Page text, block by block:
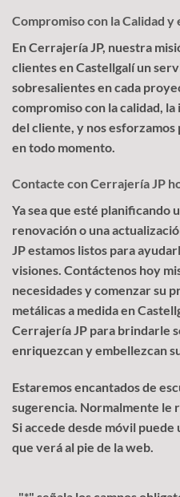
Compromiso con la Calidad
En Cerrajería JP, nuestra
clientes en Castellgalí un
sobresalientes en cada
compromiso con la calidad,
del cliente, y nos
en todo momento.
Contacte con Cerrajería JP
Ya sea que esté planificando
renovación o una
JP estamos listos para
visiones. Contáctenos hoy
necesidades y comenzar su
metálicas a medida en
Cerrajería JP para brindarle
enriquezcan y embellezcan
Estaremos encantados de
sugerencia. Normalmente le
Si accede desde móvil
que verá al pie de la web.